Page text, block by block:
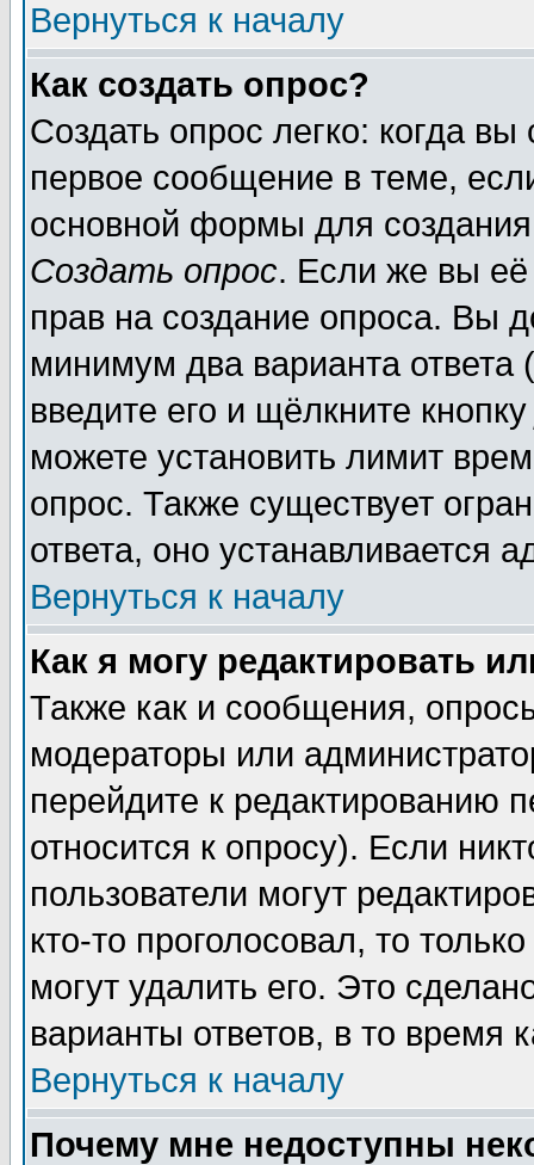
Вернуться к началу
Как создать опрос?
Создать опрос легко: когда
первое сообщение в теме,
основной формы для
Создать опрос. Если же вы её
прав на создание опроса. Вы
минимум два варианта ответа
введите его и щёлкните
можете установить лимит
опрос. Также существует
ответа, оно устанавливается
Вернуться к началу
Как я могу редактировать
Также как и сообщения,
модераторы или
перейдите к редактированию
относится к опросу). Если
пользователи могут
кто-то проголосовал, то
могут удалить его. Это
варианты ответов, в то время
Вернуться к началу
Почему мне недоступны